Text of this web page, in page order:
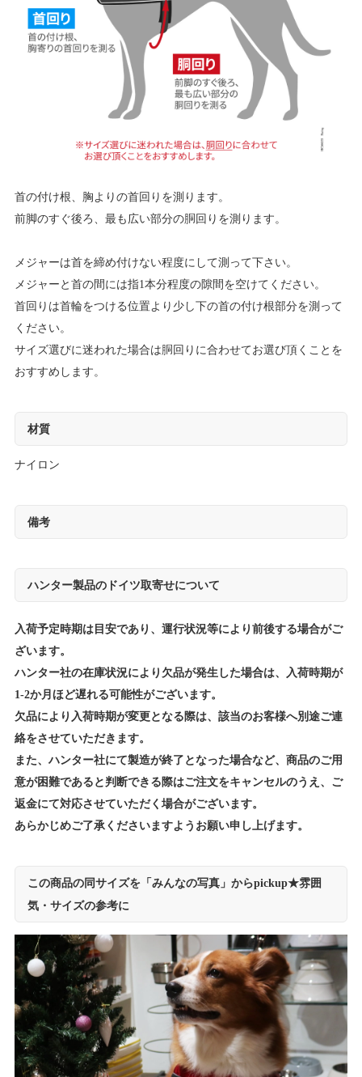
首の付け根、胸よりの首回りを測ります。
前脚のすぐ後ろ、最も広い部分の胴回りを測ります。
メジャーは首を締め付けない程度にして測って下さい。
メジャーと首の間には指1本分程度の隙間を空けてください。
首回りは首輪をつける位置より少し下の首の付け根部分を測って
ください。
サイズ選びに迷われた場合は胴回りに合わせてお選び頂くことを
おすすめします。
材質
ナイロン
備考
ハンター製品のドイツ取寄せについて
入荷予定時期は目安であり、運行状況等により前後する場合がご
ざいます。
ハンター社の在庫状況により欠品が発生した場合は、入荷時期が
1-2か月ほど遅れる可能性がございます。
欠品により入荷時期が変更となる際は、該当のお客様へ別途ご連
絡をさせていただきます。
また、ハンター社にて製造が終了となった場合など、商品のご用
意が困難であると判断できる際はご注文をキャンセルのうえ、ご
返金にて対応させていただく場合がございます。
あらかじめご了承くださいますようお願い申し上げます。
この商品の同サイズを「みんなの写真」からpickup★雰囲
気・サイズの参考に